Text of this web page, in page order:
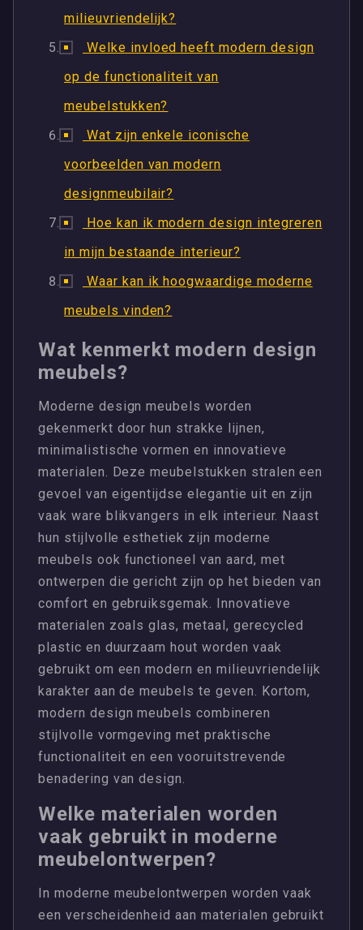
milieuvriendelijk?
Welke invloed heeft modern design
op de functionaliteit van
meubelstukken?
Wat zijn enkele iconische
voorbeelden van modern
designmeubilair?
Hoe kan ik modern design integreren
in mijn bestaande interieur?
Waar kan ik hoogwaardige moderne
meubels vinden?
Wat kenmerkt modern design
meubels?
Moderne design meubels worden
gekenmerkt door hun strakke lijnen,
minimalistische vormen en innovatieve
materialen. Deze meubelstukken stralen een
gevoel van eigentijdse elegantie uit en zijn
vaak ware blikvangers in elk interieur. Naast
hun stijlvolle esthetiek zijn moderne
meubels ook functioneel van aard, met
ontwerpen die gericht zijn op het bieden van
comfort en gebruiksgemak. Innovatieve
materialen zoals glas, metaal, gerecycled
plastic en duurzaam hout worden vaak
gebruikt om een modern en milieuvriendelijk
karakter aan de meubels te geven. Kortom,
modern design meubels combineren
stijlvolle vormgeving met praktische
functionaliteit en een vooruitstrevende
benadering van design.
Welke materialen worden
vaak gebruikt in moderne
meubelontwerpen?
In moderne meubelontwerpen worden vaak
een verscheidenheid aan materialen gebruikt